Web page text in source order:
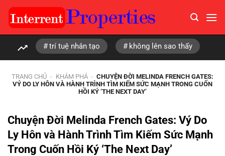
Chuyển
trí tuệ nhân tạo không lên sao thấy
TRANG CHỦ - KHÁM PHÁ - CHUYỆN ĐỜI MELINDA FRENCH GATES:
VÝ DO LY HÔN VÀ HÀNH TRÌNH TÌM KIẾM SỨC MẠNH TRONG CUỐN
HỒI KÝ ‘THE NEXT DAY’
Chuyện Đời Melinda French Gates: Vý Do
Ly Hôn và Hành Trình Tìm Kiếm Sức Mạnh
Trong Cuốn Hồi Ký ‘The Next Day’